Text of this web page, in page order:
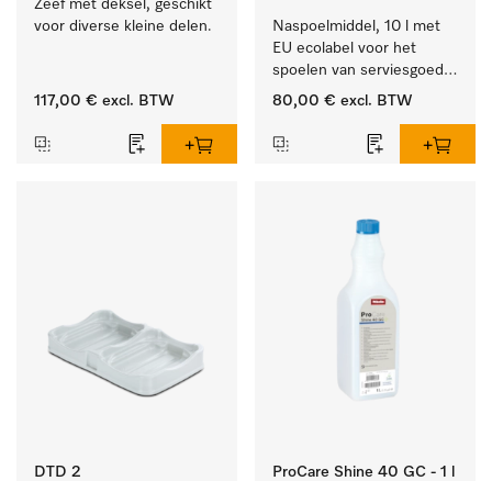
Zeef met deksel, geschikt
voor diverse kleine delen.
117,00 € excl. BTW
Naspoelmiddel, 10 l met
EU ecolabel voor het
spoelen van serviesgoed,
bestek en glazen.
80,00 € excl. BTW
DTD 2 ProCare Shine 40 GC - 1 l